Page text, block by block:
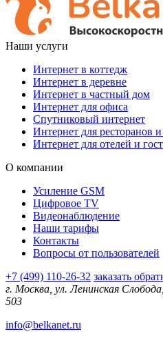
Наши услуги
Интернет в коттедж
Интернет в деревне
Интернет в частный дом
Интернет для офиса
Спутниковый интернет
Интернет для ресторанов
Интернет для отелей и
О компании
Усиление GSM
Цифровое TV
Видеонаблюдение
Наши тарифы
Контакты
Вопросы от пользователей
+7 (499) 110-26-32 заказать
г. Москва, ул. Ленинская
503
info@belkanet.ru